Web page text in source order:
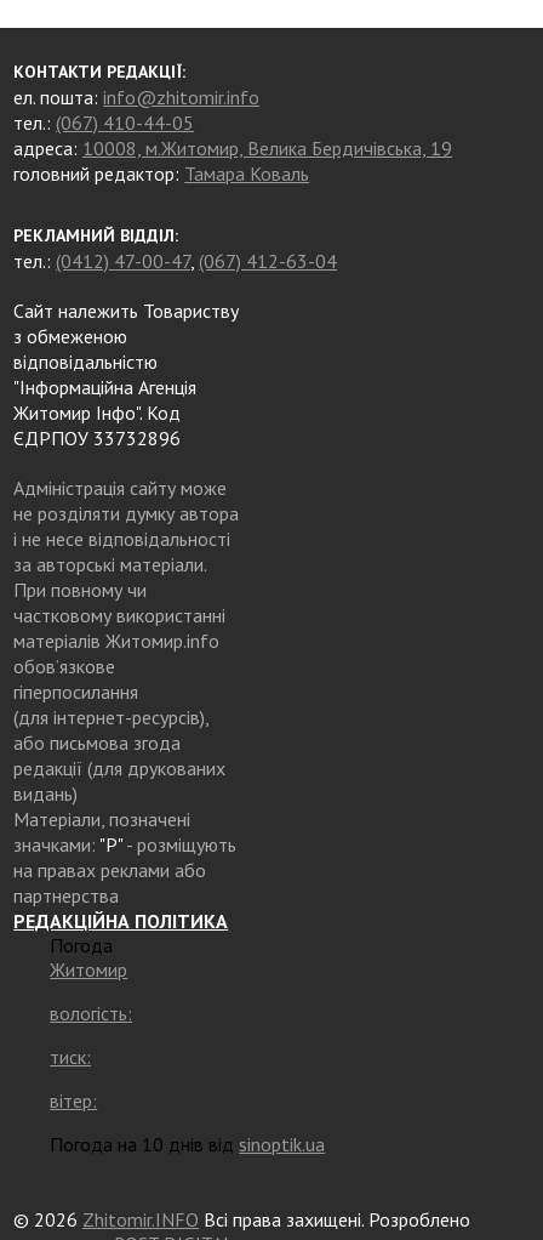
КОНТАКТИ РЕДАКЦІЇ:
ел. пошта:info@zhitomir.info
тел.: (067) 410-44-05
адреса: 10008, м.Житомир, Велика Бердичівська, 19
головний редактор: Тамара Коваль
РЕКЛАМНИЙ ВІДДІЛ:
тел.: (0412) 47-00-47, (067) 412-63-04
Сайт належить Товариству
з обмеженою
відповідальністю
"Інформаційна Агенція
Житомир Інфо". Код
ЄДРПОУ 33732896
Адміністрація сайту може
не розділяти думку автора
і не несе відповідальності
за авторські матеріали.
При повному чи
частковому використанні
матеріалів Житомир.info
обов’язкове
гіперпосилання
(для інтернет-ресурсів),
або письмова згода
редакції (для друкованих
видань)
Матеріали, позначені
значками: "Р"- розміщують
на правах реклами або
партнерства
РЕДАКЦІЙНА ПОЛІТИКА
Погода
Житомир
вологість:
тиск:
вітер:
Погода на 10 днів відsinoptik.ua
© 2026 Zhitomir.INFO Всі права захищені. Розроблено